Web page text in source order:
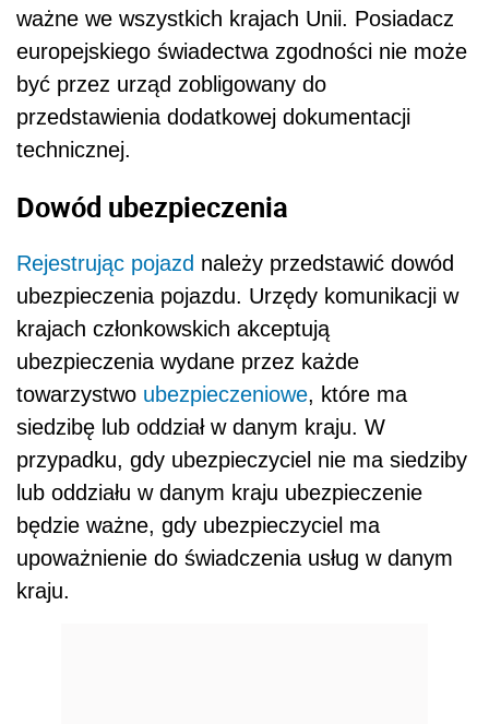
ważne we wszystkich krajach Unii. Posiadacz
europejskiego świadectwa zgodności nie może
być przez urząd zobligowany do
przedstawienia dodatkowej dokumentacji
technicznej.
Dowód ubezpieczenia
Rejestrując pojazd należy przedstawić dowód
ubezpieczenia pojazdu. Urzędy komunikacji w
krajach członkowskich akceptują
ubezpieczenia wydane przez każde
towarzystwo ubezpieczeniowe, które ma
siedzibę lub oddział w danym kraju. W
przypadku, gdy ubezpieczyciel nie ma siedziby
lub oddziału w danym kraju ubezpieczenie
będzie ważne, gdy ubezpieczyciel ma
upoważnienie do świadczenia usług w danym
kraju.